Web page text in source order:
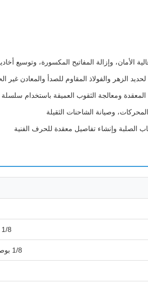
وإزالة المفاتيح المكسورة، وتوسيع
لحديد الزهر والفولاذ المقاوم للصدأ والمعادن غير
ومعالجة الثقوب العميقة باستخدام سلسلة
وصيانة الشاحنات الثقيلة
الصلبة وإنشاء تفاصيل معقدة للحرف الفنية
1/8 بوصة - 127/64 بوصة (3-36 مم)
1/8 بوصة - 15/32 بوصة (3 مم - 12 مم)